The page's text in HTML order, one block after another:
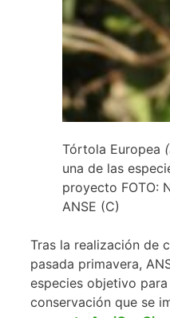
Tórtola Europea
una de las
proyecto FOTO:
ANSE (C)
Tras la realización de
pasada primavera,
especies objetivo
conservación que se